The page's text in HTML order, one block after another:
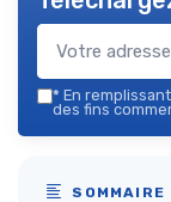
* En
des fins
SOMMAIRE